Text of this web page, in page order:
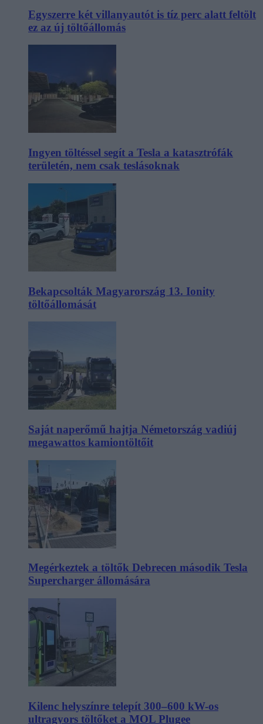
Egyszerre két villanyautót is tíz perc alatt feltölt
ez az új töltőállomás
Ingyen töltéssel segít a Tesla a katasztrófák
területén, nem csak teslásoknak
Bekapcsolták Magyarország 13. Ionity
töltőállomását
Saját naperőmű hajtja Németország vadiúj
megawattos kamiontöltőit
Megérkeztek a töltők Debrecen második Tesla
Supercharger állomására
Kilenc helyszínre telepít 300–600 kW-os
ultragyors töltőket a MOL Plugee